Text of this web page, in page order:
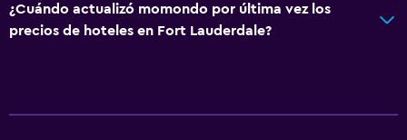
Teléfono
¿Cuándo actualizó momondo por última vez los
precios de hoteles en Fort Lauderdale?